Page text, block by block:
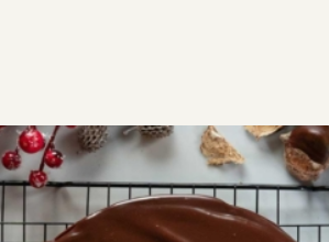
ΣΥΝΤΑΓΕΣ ΓΛΥΚΑ ΤΟΥΡΤΕΣ & ΚΟΡΜΟΙ
Τούρτα κάστανο